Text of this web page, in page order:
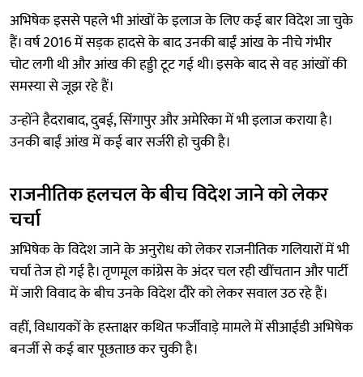
अभिषेक इससे पहले भी आंखों के इलाज के लिए कई बार विदेश जा चुके
हैं। वर्ष 2016 में सड़क हादसे के बाद उनकी बाईं आंख के नीचे गंभीर
चोट लगी थी और आंख की हड्डी टूट गई थी। इसके बाद से वह आंखों की
समस्या से जूझ रहे हैं।
उन्होंने हैदराबाद, दुबई, सिंगापुर और अमेरिका में भी इलाज कराया है।
उनकी बाईं आंख में कई बार सर्जरी हो चुकी है।
राजनीतिक हलचल के बीच विदेश जाने को लेकर
चर्चा
अभिषेक के विदेश जाने के अनुरोध को लेकर राजनीतिक गलियारों में भी
चर्चा तेज हो गई है। तृणमूल कांग्रेस के अंदर चल रही खींचतान और पार्टी
में जारी विवाद के बीच उनके विदेश दौरे को लेकर सवाल उठ रहे हैं।
वहीं, विधायकों के हस्ताक्षर कथित फर्जीवाड़े मामले में सीआईडी अभिषेक
बनर्जी से कई बार पूछताछ कर चुकी है।